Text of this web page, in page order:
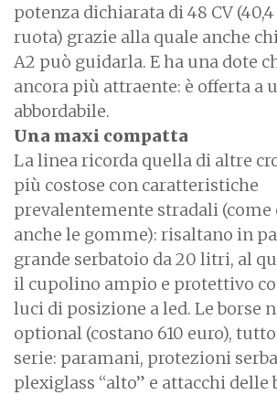
potenza dichiarata di 48 CV
ruota) grazie alla quale anche
A2 può guidarla. E ha una dote
ancora più attraente: è offerta a
abbordabile.
Una maxi compatta
La linea ricorda quella di altre
più costose con caratteristiche
prevalentemente stradali
anche le gomme): risaltano in
grande serbatoio da 20 litri, al
il cupolino ampio e protettivo
luci di posizione a led. Le borse
optional (costano 610 euro),
serie: paramani, protezioni
plexiglass “alto” e attacchi